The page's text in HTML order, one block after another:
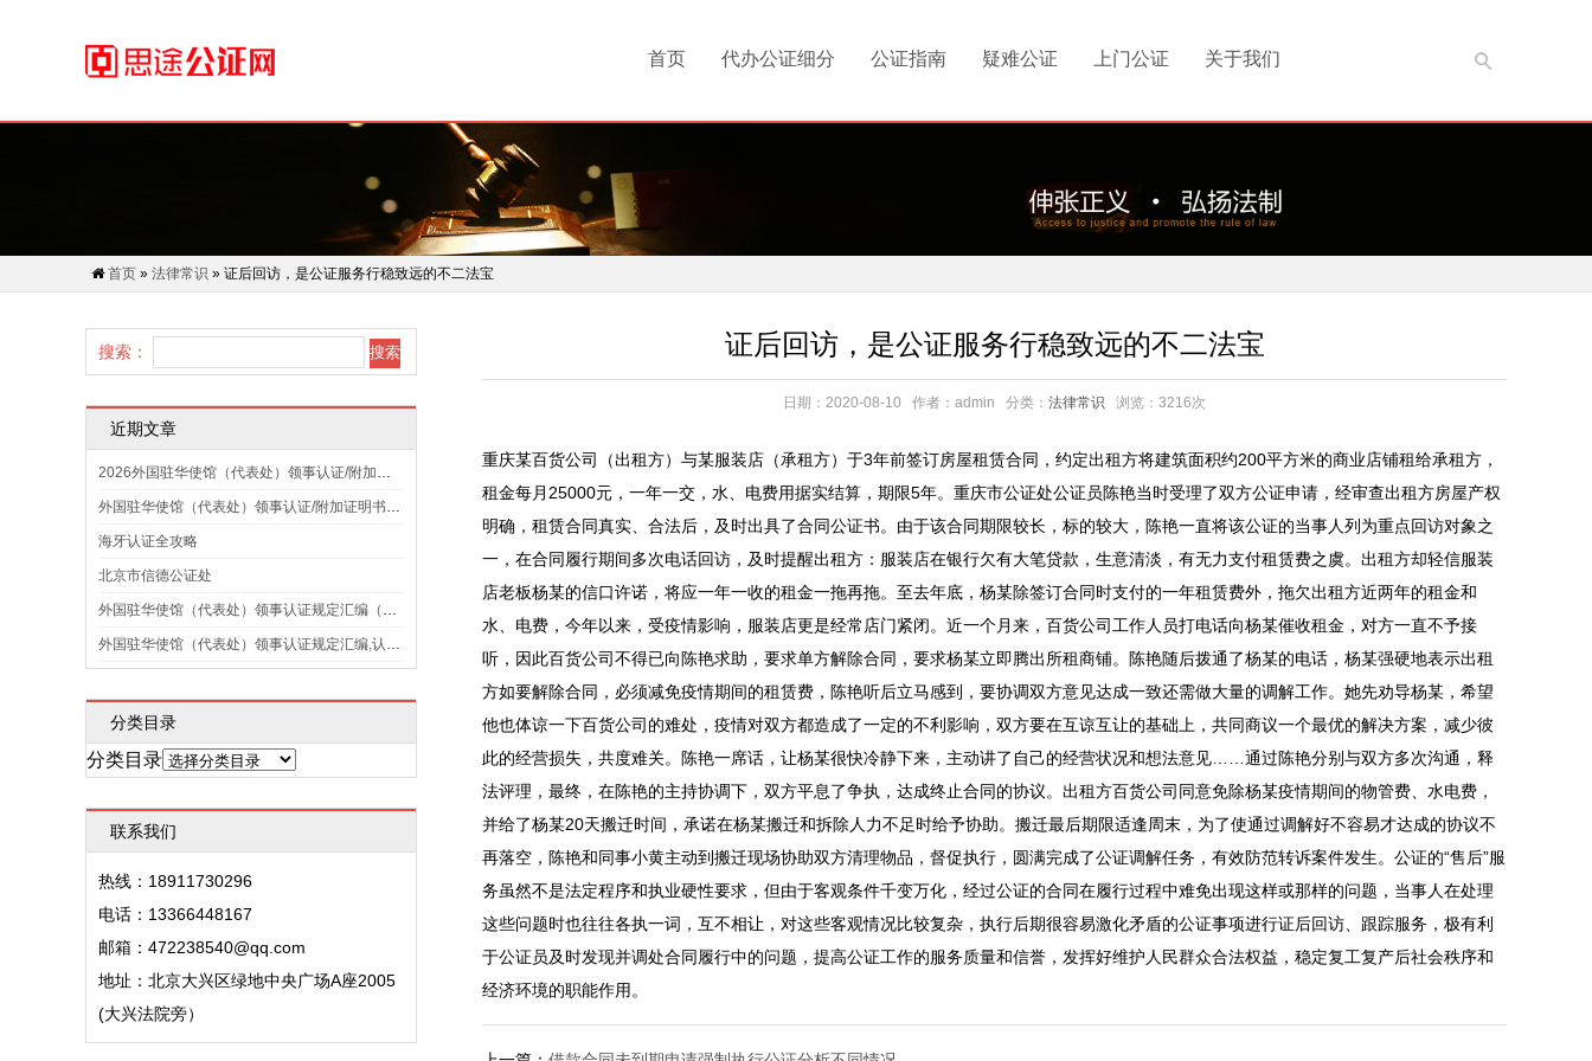
首页 代办公证细分 公证指南 疑难公证 上门公证 关于我们
首页 » 法律常识 » 证后回访，是公证服务行稳致远的不二法宝
搜索：
近期文章
2026外国驻华使馆（代表处）领事认证/附加证明书规定汇总
外国驻华使馆（代表处）领事认证/附加证明书规定汇总（2025）
海牙认证全攻略
北京市信德公证处
外国驻华使馆（代表处）领事认证规定汇编（2022年11月21日更新）
外国驻华使馆（代表处）领事认证规定汇编,认证收费标准 （2021年2月23日更新）
分类目录
分类目录
联系我们
热线：18911730296
电话：13366448167
邮箱：472238540@qq.com
地址：北京大兴区绿地中央广场A座2005
(大兴法院旁）
证后回访，是公证服务行稳致远的不二法宝
日期：2020-08-10 作者：admin 分类： 法律常识 浏览：3216次
重庆某百货公司（出租方）与某服装店（承租方）于3年前签订房屋租赁合同，约定出租方将建筑面积约200平方米的商业店铺租给承租方，
租金每月25000元，一年一交，水、电费用据实结算，期限5年。重庆市公证处公证员陈艳当时受理了双方公证申请，经审查出租方房屋产权
明确，租赁合同真实、合法后，及时出具了合同公证书。由于该合同期限较长，标的较大，陈艳一直将该公证的当事人列为重点回访对象之
一，在合同履行期间多次电话回访，及时提醒出租方：服装店在银行欠有大笔贷款，生意清淡，有无力支付租赁费之虞。出租方却轻信服装
店老板杨某的信口许诺，将应一年一收的租金一拖再拖。至去年底，杨某除签订合同时支付的一年租赁费外，拖欠出租方近两年的租金和
水、电费，今年以来，受疫情影响，服装店更是经常店门紧闭。近一个月来，百货公司工作人员打电话向杨某催收租金，对方一直不予接
听，因此百货公司不得已向陈艳求助，要求单方解除合同，要求杨某立即腾出所租商铺。陈艳随后拨通了杨某的电话，杨某强硬地表示出租
方如要解除合同，必须减免疫情期间的租赁费，陈艳听后立马感到，要协调双方意见达成一致还需做大量的调解工作。她先劝导杨某，希望
他也体谅一下百货公司的难处，疫情对双方都造成了一定的不利影响，双方要在互谅互让的基础上，共同商议一个最优的解决方案，减少彼
此的经营损失，共度难关。陈艳一席话，让杨某很快冷静下来，主动讲了自己的经营状况和想法意见……通过陈艳分别与双方多次沟通，释
法评理，最终，在陈艳的主持协调下，双方平息了争执，达成终止合同的协议。出租方百货公司同意免除杨某疫情期间的物管费、水电费，
并给了杨某20天搬迁时间，承诺在杨某搬迁和拆除人力不足时给予协助。搬迁最后期限适逢周末，为了使通过调解好不容易才达成的协议不
再落空，陈艳和同事小黄主动到搬迁现场协助双方清理物品，督促执行，圆满完成了公证调解任务，有效防范转诉案件发生。公证的“售后”服
务虽然不是法定程序和执业硬性要求，但由于客观条件千变万化，经过公证的合同在履行过程中难免出现这样或那样的问题，当事人在处理
这些问题时也往往各执一词，互不相让，对这些客观情况比较复杂，执行后期很容易激化矛盾的公证事项进行证后回访、跟踪服务，极有利
于公证员及时发现并调处合同履行中的问题，提高公证工作的服务质量和信誉，发挥好维护人民群众合法权益，稳定复工复产后社会秩序和
经济环境的职能作用。